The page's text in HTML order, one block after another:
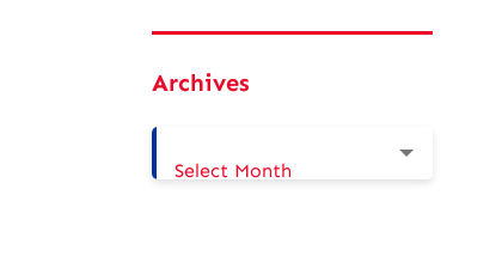
Archives
Select Month